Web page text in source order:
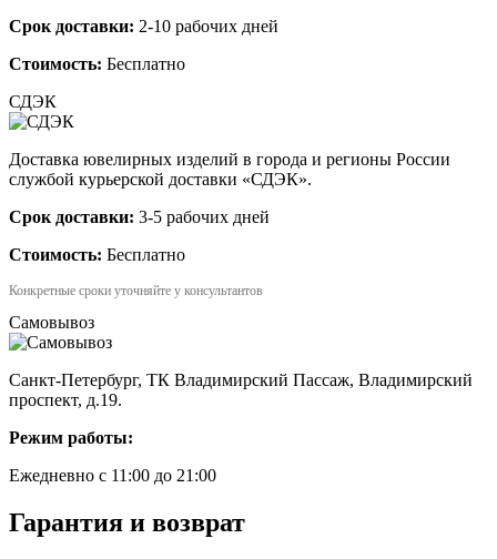
Срок доставки: 2-10 рабочих дней
Стоимость: Бесплатно
СДЭК
Доставка ювелирных изделий в города и регионы России
службой курьерской доставки «СДЭК».
Срок доставки: 3-5 рабочих дней
Стоимость: Бесплатно
Конкретные сроки уточняйте у консультантов
Самовывоз
Санкт-Петербург, ТК Владимирский Пассаж, Владимирский
проспект, д.19.
Режим работы:
Ежедневно с 11:00 до 21:00
Гарантия и возврат